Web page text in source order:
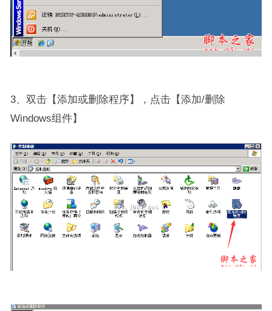
3、双击【添加或删除程序】，点击【添加/删除
Windows组件】